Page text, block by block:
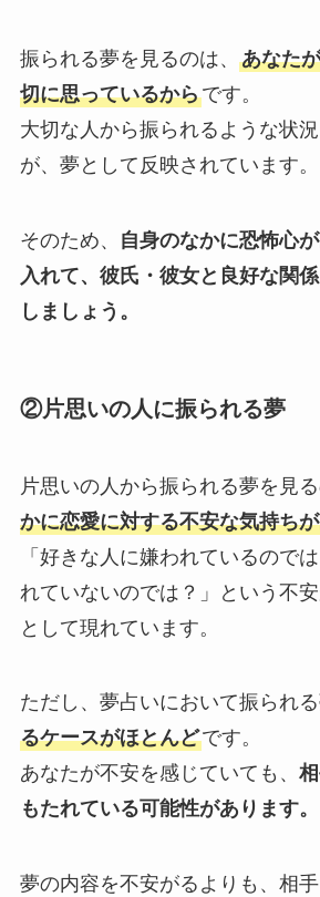
振られる夢を見るのは、 あなた
切に思っているからです。
大切な人から振られるような状
が、夢として反映されています。
そのため、
自身のなかに恐怖心
入れて、彼氏・彼女と良好な関
しましょう。
②片思いの人に振られる夢
片思いの人から振られる夢を見る
かに恋愛に対する不安な気持ち
「好きな人に嫌われているので
れていないのでは？」という不
として現れています。
ただし、夢占いにおいて振られる
るケースがほとんどです。
あなたが不安を感じていても、
もたれている可能性があります。
夢の内容を不安がるよりも、相